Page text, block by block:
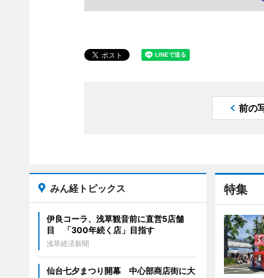
前の
特集
みん経トピックス
伊良コーラ、浅草観音前に直営5店舗
目 「300年続く店」目指す
浅草経済新聞
仙台七夕まつり開幕 中心部商店街に大